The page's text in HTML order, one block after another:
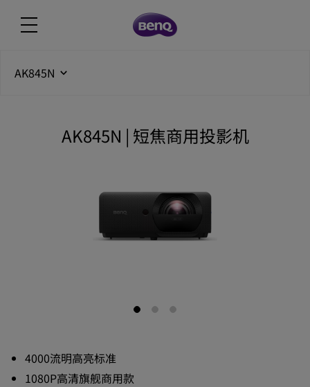
AK845N
AK845N | 短焦商用投影机
4000流明高亮标准
1080P高清旗舰商用款